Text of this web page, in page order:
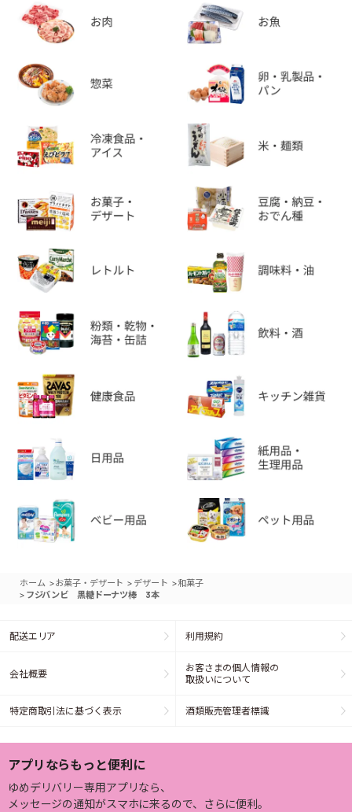
ホーム >お菓子・デザート > デザート >和菓子
> フジバンビ 黒糖ドーナツ棒 3本
配送エリア 利用規約
会社概要
お客さまの個人情報の
取扱いについて
特定商取引法に基づく表示 酒類販売管理者標識
アプリならもっと便利に
ゆめデリバリー専用アプリなら、
メッセージの通知がスマホに来るので、さらに便利。